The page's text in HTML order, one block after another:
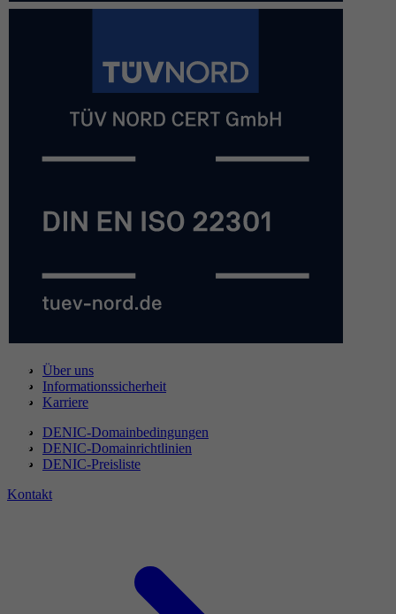
Über uns
Informationssicherheit
Karriere
DENIC-Domainbedingungen
DENIC-Domainrichtlinien
DENIC-Preisliste
Kontakt